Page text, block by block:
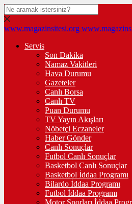
www.magazinsitesi.org
Servis
Son Dakika
Namaz Vakitleri
Hava Durumu
Gazeteler
Canlı Borsa
Canlı TV
Puan Durumu
TV Yayın Akışları
Nöbetçi Eczaneler
Haber Gönder
Canlı Sonuçlar
Futbol Canlı Sonuçlar
Basketbol Canlı Sonuçlar
Basketbol İddaa Programı
Bilardo İddaa Programı
Futbol İddaa Programı
Motor Sporları İddaa